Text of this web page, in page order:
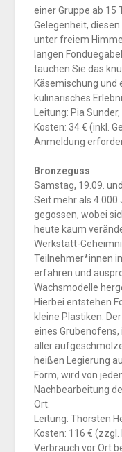
einer Gruppe ab 15
Gelegenheit,
unter freiem
langen
tauchen Sie das
Käsemischung und
kulinarisches
Leitung: Pia
Kosten: 34 € (inkl.
Anmeldung
Bronzeguss
Samstag, 19.09.
Seit mehr als 4.000
gegossen, wobei
heute kaum
Werkstatt-
Teilnehmer*innen
erfahren und
Wachsmodelle
Hierbei entstehen
kleine Plastiken.
eines
aller
heißen Legierung
Form, wird von
Nachbearbeitung
Ort.
Leitung: Thorsten
Kosten: 116 €
Verbrauch vor Ort